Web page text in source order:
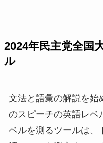
2024年民主党全国
ル
文法と語彙の解説を始
のスピーチの英語レベ
ベルを測るツールは、